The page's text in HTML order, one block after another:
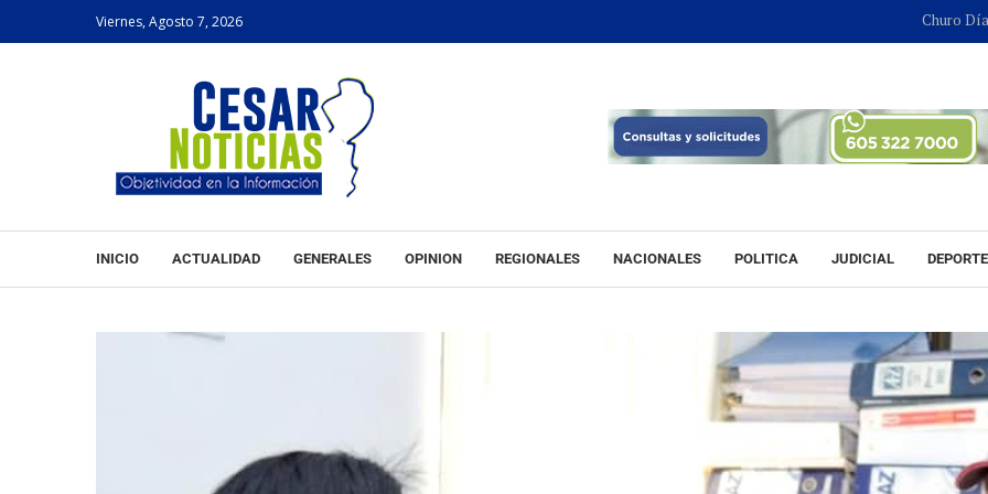
Viernes, Agosto 7, 2026 Churo Díaz
INICIO ACTUALIDAD GENERALES OPINION REGIONALES NACIONALES POLITICA JUDICIAL